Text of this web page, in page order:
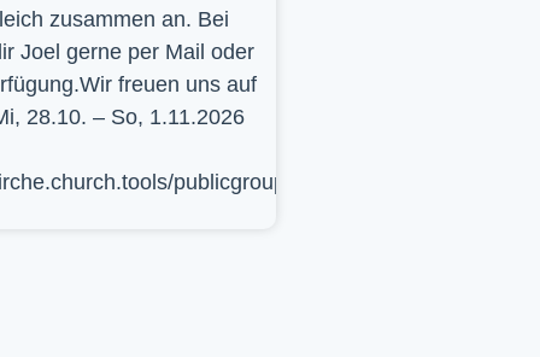
zusammen an. Bei
Joel gerne per Mail oder
freuen uns auf
28.10. – So, 1.11.2026
publicgroup/617